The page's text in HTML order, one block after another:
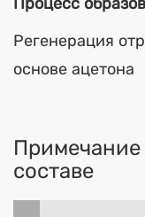
Регенерация
основе ацетона
составе